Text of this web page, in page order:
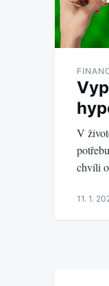
V
chvíli
11. 1.